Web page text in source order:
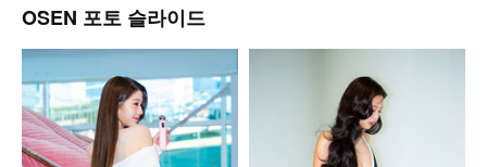
OSEN 포토 슬라이드